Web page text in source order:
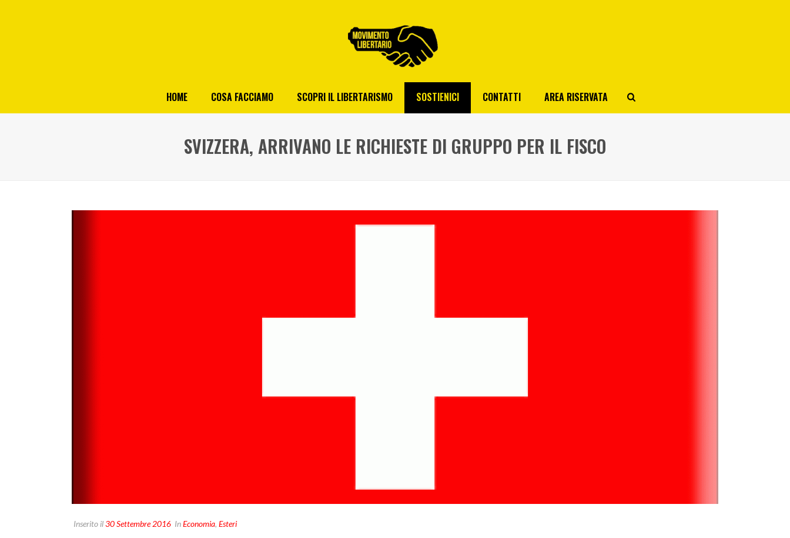
HOME COSA FACCIAMO SCOPRI IL LIBERTARISMO SOSTIENICI CONTATTI AREA RISERVATA
SVIZZERA, ARRIVANO LE RICHIESTE DI GRUPPO PER IL FISCO
Inserito il30 Settembre 2016 InEconomia, Esteri